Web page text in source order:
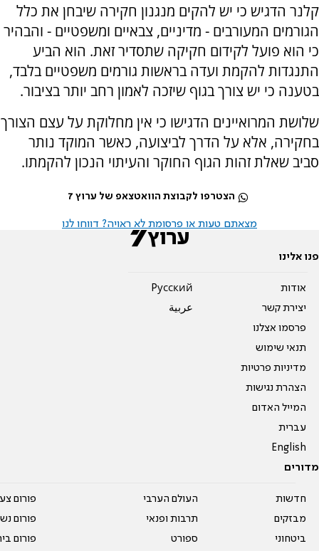
קלנר הדגיש כי יש להקים מנגנון חקירה שיבחן את כלל
הגורמים המעורבים - מדיניים, צבאיים ומשפטיים - והבהיר
כי הוא פועל לקידום חקיקה שתסדיר זאת. הוא הביע
התנגדות להקמת ועדה בראשות גורמים משפטיים בלבד,
בטענה כי יש צורך בגוף שיזכה לאמון רחב יותר בציבור.
שלושת המרואיינים הדגישו כי אין מחלוקת על עצם הצורך
בחקירה, אלא על הדרך לביצועה, כאשר המוקד נותר
סביב שאלת זהות הגוף החוקר והעיתוי הנכון להקמתו.
הצטרפו לקבוצת הוואטצאפ של ערוץ 7
מצאתם טעות או פרסומת לא ראויה? דווחו לנו
פנו אלינו
אודות
יצירת קשר
פרסמו אצלנו
תנאי שימוש
מדיניות פרטיות
הצהרת נגישות
המייל האדום
עברית
English
Pусский
عربية
מדורים
חדשות
מבזקים
ביטחוני
העולם הערבי
תרבות ופנאי
ספורט
פורום
פורום
פורום